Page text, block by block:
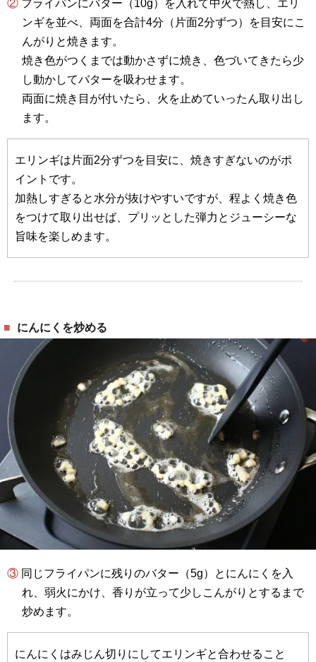
② フライパンにバター（10g）を入れて中火で熱し、エリ
ンギを並べ、両面を合計4分（片面2分ずつ）を目安にこ
んがりと焼きます。
焼き色がつくまでは動かさずに焼き、色づいてきたら少
し動かしてバターを吸わせます。
両面に焼き目が付いたら、火を止めていったん取り出し
ます。
エリンギは片面2分ずつを目安に、焼きすぎないのがポ
イントです。
加熱しすぎると水分が抜けやすいですが、程よく焼き色
をつけて取り出せば、プリッとした弾力とジューシーな
旨味を楽しめます。
にんにくを炒める
③ 同じフライパンに残りのバター（5g）とにんにくを入
れ、弱火にかけ、香りが立って少しこんがりとするまで
炒めます。
にんにくはみじん切りにしてエリンギと合わせること